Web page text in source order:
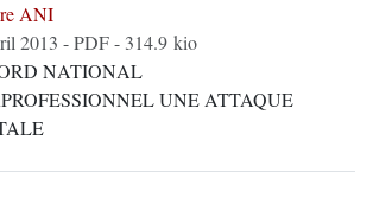
ANI
2013 -PDF- 314.9 kio
NATIONAL
UNE ATTAQUE